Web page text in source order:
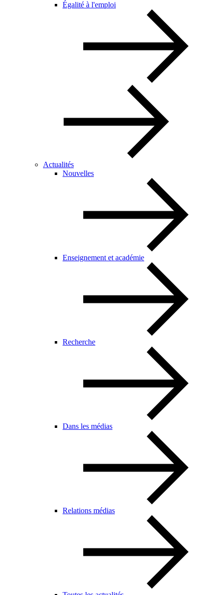
Égalité à l'emploi
Actualités
Nouvelles
Enseignement et académie
Recherche
Dans les médias
Relations médias